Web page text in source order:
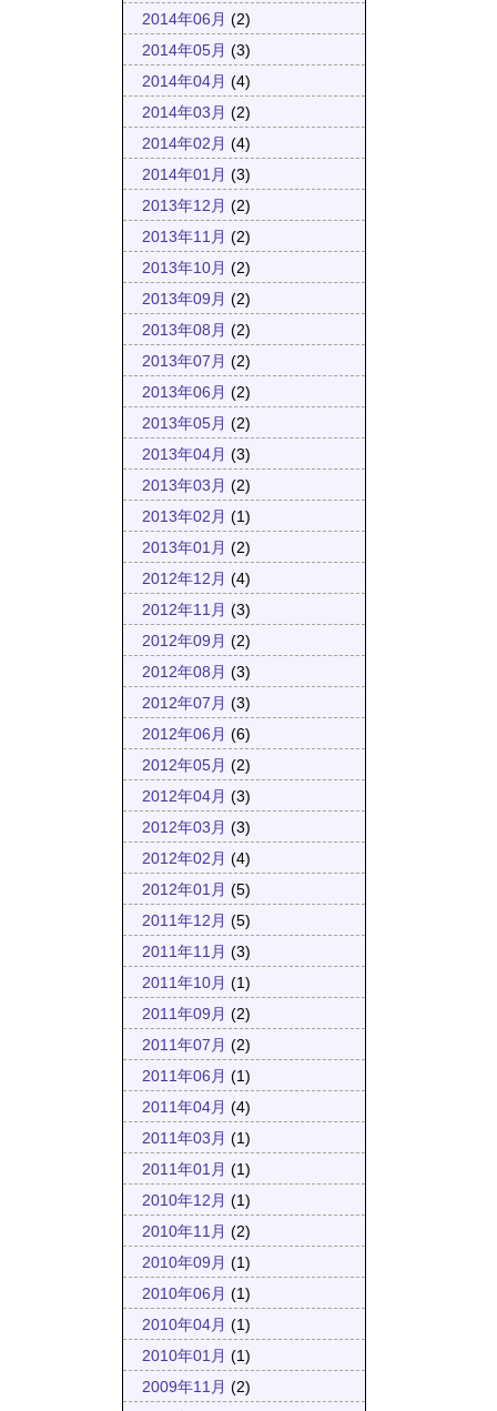
2014年06月 (2)
2014年05月 (3)
2014年04月 (4)
2014年03月 (2)
2014年02月 (4)
2014年01月 (3)
2013年12月 (2)
2013年11月 (2)
2013年10月 (2)
2013年09月 (2)
2013年08月 (2)
2013年07月 (2)
2013年06月 (2)
2013年05月 (2)
2013年04月 (3)
2013年03月 (2)
2013年02月 (1)
2013年01月 (2)
2012年12月 (4)
2012年11月 (3)
2012年09月 (2)
2012年08月 (3)
2012年07月 (3)
2012年06月 (6)
2012年05月 (2)
2012年04月 (3)
2012年03月 (3)
2012年02月 (4)
2012年01月 (5)
2011年12月 (5)
2011年11月 (3)
2011年10月 (1)
2011年09月 (2)
2011年07月 (2)
2011年06月 (1)
2011年04月 (4)
2011年03月 (1)
2011年01月 (1)
2010年12月 (1)
2010年11月 (2)
2010年09月 (1)
2010年06月 (1)
2010年04月 (1)
2010年01月 (1)
2009年11月 (2)